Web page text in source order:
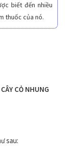
biết đến nhiều
thuốc của nó.
CỎ NHUNG
sau: